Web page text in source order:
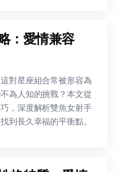
：愛情兼容
對星座組合常被形容為
為人知的挑戰？本文從
，深度解析雙魚女射手
到長久幸福的平衡點。